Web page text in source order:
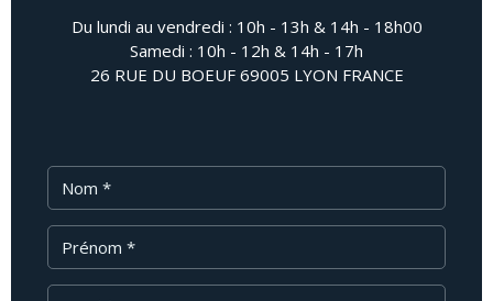
Du lundi au vendredi : 10h - 13h & 14h - 18h00
Samedi : 10h - 12h & 14h - 17h
26 RUE DU BOEUF 69005 LYON FRANCE
Prénom